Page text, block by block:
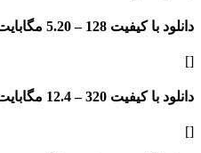
128 – 5.20 مگابایت
320 – 12.4 مگابایت